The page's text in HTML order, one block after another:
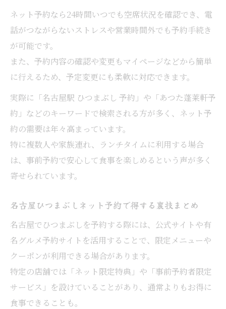
ネット予約なら24時間いつでも空席状況を確認でき、電
話がつながらないストレスや営業時間外でも予約手続き
が可能です。
また、予約内容の確認や変更もマイページなどから簡単
に行えるため、予定変更にも柔軟に対応できます。
実際に「名古屋駅 ひつまぶし 予約」や「あつた蓬莱軒予
約」などのキーワードで検索される方が多く、ネット予
約の需要は年々高まっています。
特に複数人や家族連れ、ランチタイムに利用する場合
は、事前予約で安心して食事を楽しめるという声が多く
寄せられています。
名古屋ひつまぶしネット予約で得する裏技まとめ
名古屋でひつまぶしを予約する際には、公式サイトや有
名グルメ予約サイトを活用することで、限定メニューや
クーポンが利用できる場合があります。
特定の店舗では「ネット限定特典」や「事前予約者限定
サービス」を設けていることがあり、通常よりもお得に
食事できることも。